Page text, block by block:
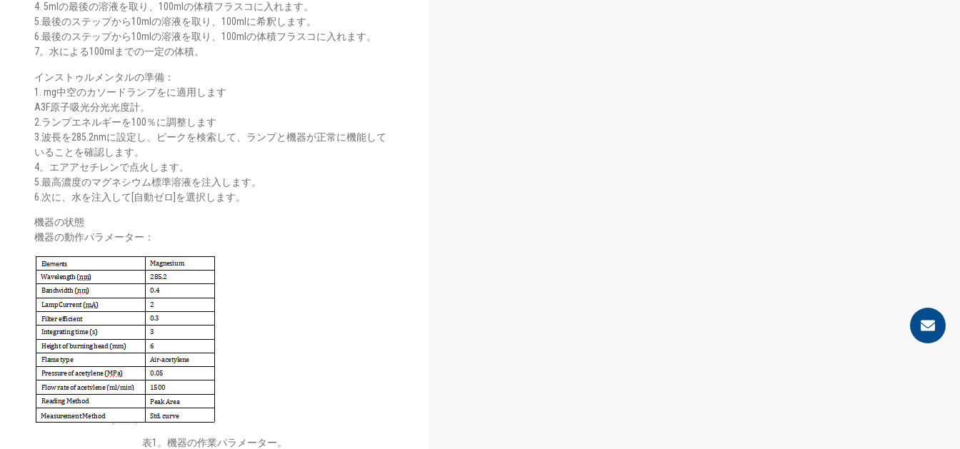
4. 5mlの最後の溶液を取り、100mlの体積フラスコに入れます。
5.最後のステップから10mlの溶液を取り、100mlに希釈します。
6.最後のステップから10mlの溶液を取り、100mlの体積フラスコに入れます。
7。水による100mlまでの一定の体積。
インストゥルメンタルの準備：
1. mg中空のカソードランプをに適用します
A3F原子吸光分光光度計。
2.ランプエネルギーを100％に調整します
3.波長を285.2nmに設定し、ピークを検索して、ランプと機器が正常に機能して
いることを確認します。
4。エアアセチレンで点火します。
5.最高濃度のマグネシウム標準溶液を注入します。
6.次に、水を注入して[自動ゼロ]を選択します。
機器の状態
機器の動作パラメーター：
表1。機器の作業パラメーター。